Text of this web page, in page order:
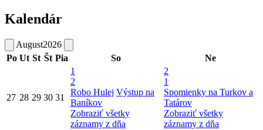
Kalendár
August2026
Po Ut St Št Pia So Ne
27 28 29 30 31
1
2
Robo Hulej Výstup na
Baníkov
Zobraziť všetky
záznamy z dňa
2
1
Spomienky na Turkov a
Tatárov
Zobraziť všetky
záznamy z dňa